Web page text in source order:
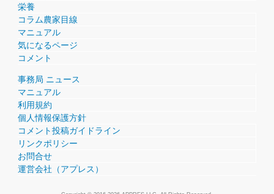
栄養
コラム農家目線
マニュアル
気になるページ
コメント
事務局 ニュース
マニュアル
利用規約
個人情報保護方針
コメント投稿ガイドライン
リンクポリシー
お問合せ
運営会社（アプレス）